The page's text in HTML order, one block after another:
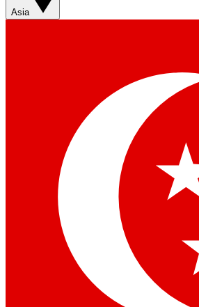
Asia